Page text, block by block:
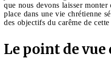
que nous devons laisser
place dans une vie chrétienne
des objectifs du carême de cette
Le point de vue